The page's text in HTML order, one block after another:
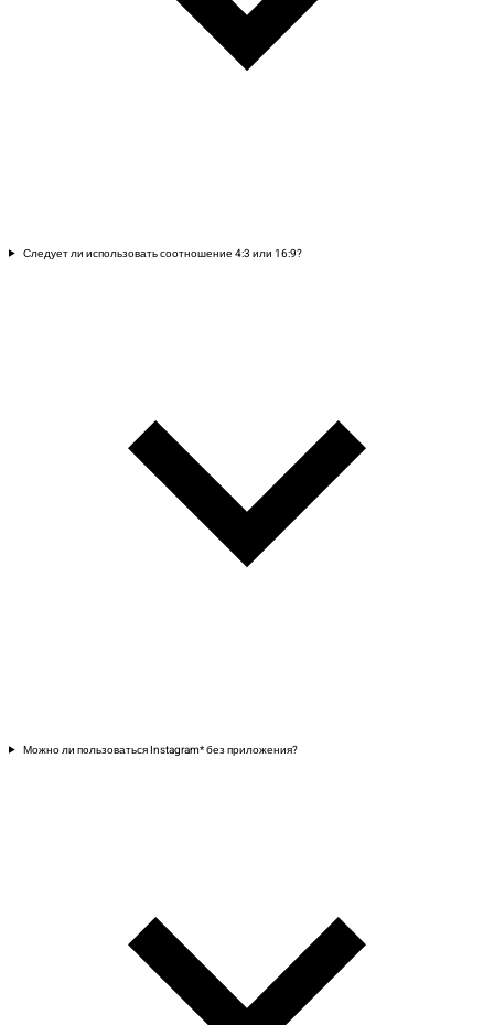
Следует ли использовать соотношение 4:3 или 16:9?
Можно ли пользоваться Instagram* без приложения?